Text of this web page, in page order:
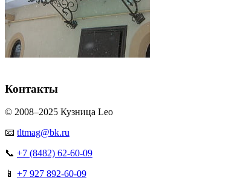
Контакты
© 2008–2025 Кузница Leo
📧 tltmag@bk.ru
📞 +7 (8482) 62-60-09
📱 +7 927 892-60-09